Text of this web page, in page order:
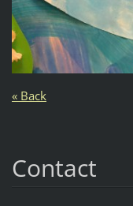
« Back
Contact